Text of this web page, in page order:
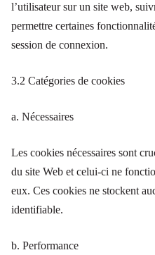
l’utilisateur sur un site web,
permettre certaines
session de connexion.
3.2 Catégories de cookies
a. Nécessaires
Les cookies nécessaires sont
du site Web et celui-ci ne
eux. Ces cookies ne stockent
identifiable.
b. Performance